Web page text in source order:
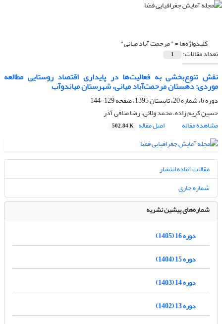
کلیدواژه‌ها =" مرحمت آباد میانی"
تعداد مقالات: 1
نقش تنوع‌بخشی به فعالیت‌ها در پایداری اقتصاد روستایی مطالعه
موردی: دهستان مرحمت‌آباد میانی، شهرستان میاندوآب
دوره 6، شماره 20، تابستان 1395، صفحه
129-144
حسین کریم زاده، محمد ولائی، رضا منافی آذر
مشاهده مقاله
اصل مقاله 502.84 K
مقالات آماده انتشار
شماره جاری
شماره‌های پیشین نشریه
دوره 16 (1405)
دوره 15 (1404)
دوره 14 (1403)
دوره 13 (1402)